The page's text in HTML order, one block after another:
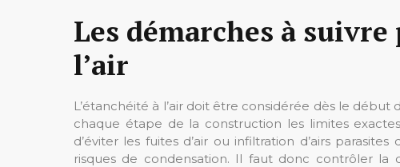
Les démarches à
l’air
L’étanchéité à l’air doit être considérée dès le
chaque étape de la construction les limites
d’éviter les fuites d’air ou infiltration d’airs
risques de condensation. Il faut donc contrôler